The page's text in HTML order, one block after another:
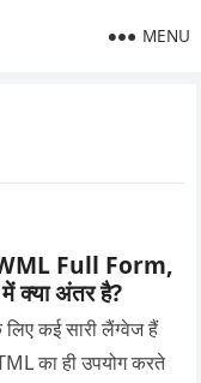
MENU
Full Form,
क्या अंतर है?
कई सारी लैंग्वेज हैं
का ही उपयोग करते